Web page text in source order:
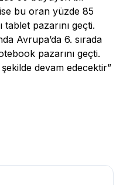
bu oran yüzde 85
tablet pazarını geçti.
Avrupa’da 6. sırada
pazarını geçti.
devam edecektir”